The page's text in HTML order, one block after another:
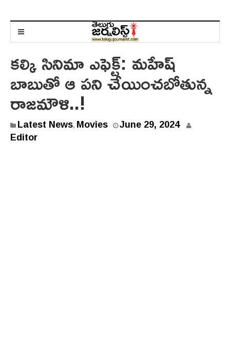
కల్కి సినిమా ఎఫెక్ట్: మహేష్
బాబుతో ఆ పని చేయించబోతున్న
రాజమౌళి..!
Latest News, Movies June 29, 2024J
Editor